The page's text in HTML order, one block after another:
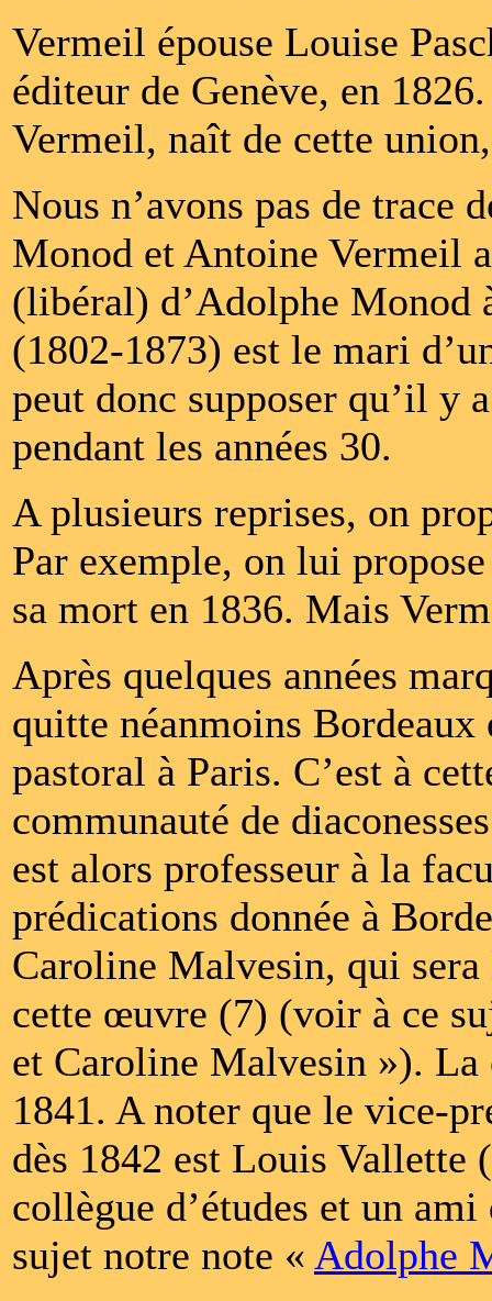
Vermeil épouse Louise
éditeur de Genève, en
Vermeil, naît de cette
Nous n’avons pas de trace
Monod et Antoine Vermeil
(libéral) d’Adolphe Monod
(1802-1873) est le mari
peut donc supposer qu’il y
pendant les années 30.
A plusieurs reprises, on
Par exemple, on lui
sa mort en 1836. Mais
Après quelques années
quitte néanmoins
pastoral à Paris. C’est à
communauté de
est alors professeur à la
prédications donnée à
Caroline Malvesin, qui
cette œuvre (7) (voir à ce
et Caroline Malvesin »).
1841. A noter que le vice-
dès 1842 est Louis Vallette
collègue d’études et un
sujet notre note « Adolphe